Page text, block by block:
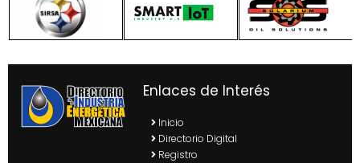
Enlaces de Interés
Inicio
Directorio Digital
Registro